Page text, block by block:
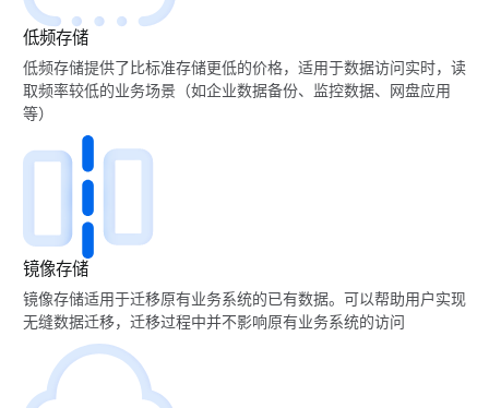
低频存储
低频存储提供了比标准存储更低的价格，适用于数据访问实时，读
取频率较低的业务场景（如企业数据备份、监控数据、网盘应用
等）
镜像存储
镜像存储适用于迁移原有业务系统的已有数据。可以帮助用户实现
无缝数据迁移，迁移过程中并不影响原有业务系统的访问